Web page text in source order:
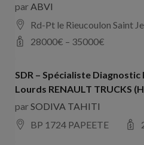
parABVI
Rd-Pt le Rieucoulon Saint
28000€ – 35000€
SDR – Spécialiste
Lourds RENAULT TRUCKS
parSODIVA TAHITI
BP 1724 PAPEETE